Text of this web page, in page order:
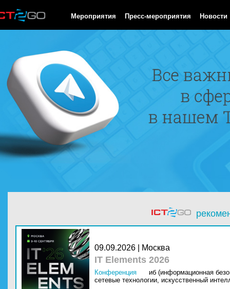
Мероприятия Пресс-мероприятия Новости
09.09.2026 | Москва
IT Elements 2026
Конференция
иб (информационная
сетевые технологии, искусственный